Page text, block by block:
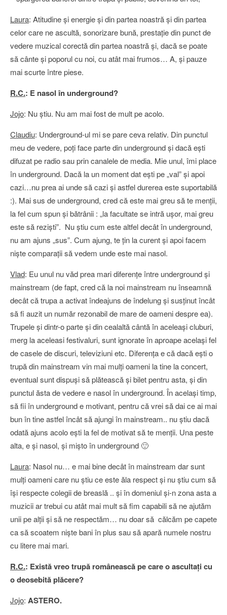
Laura: Atitudine şi energie şi din partea noastră şi din partea
celor care ne ascultă, sonorizare bună, prestaţie din punct de
vedere muzical corectă din partea noastră şi, dacă se poate
să cânte şi poporul cu noi, cu atât mai frumos… A, şi pauze
mai scurte între piese.
R.C.: E nasol în underground?
Jojo: Nu ştiu. Nu am mai fost de mult pe acolo.
Claudiu: Underground-ul mi se pare ceva relativ. Din punctul
meu de vedere, poţi face parte din underground şi dacă eşti
difuzat pe radio sau prin canalele de media. Mie unul, îmi place
în underground. Dacă la un moment dat eşti pe „val” şi apoi
cazi…nu prea ai unde să cazi şi astfel durerea este suportabilă
:). Mai sus de underground, cred că este mai greu să te menţii,
la fel cum spun şi bătrânii : „la facultate se intră uşor, mai greu
este să rezişti”. Nu ştiu cum este altfel decât în underground,
nu am ajuns „sus”. Cum ajung, te ţin la curent şi apoi facem
nişte comparaţii să vedem unde este mai nasol.
Vlad: Eu unul nu văd prea mari diferenţe între underground şi
mainstream (de fapt, cred că la noi mainstream nu înseamnă
decât că trupa a activat îndeajuns de îndelung şi susţinut încât
să fi auzit un număr rezonabil de mare de oameni despre ea).
Trupele şi dintr-o parte şi din cealaltă cântă în aceleaşi cluburi,
merg la aceleasi festivaluri, sunt ignorate în aproape acelaşi fel
de casele de discuri, televiziuni etc. Diferenţa e că dacă eşti o
trupă din mainstream vin mai mulţi oameni la tine la concert,
eventual sunt dispuşi să plătească şi bilet pentru asta, şi din
punctul ăsta de vedere e nasol în underground. În acelaşi timp,
să fii în underground e motivant, pentru că vrei să dai ce ai mai
bun în tine astfel încât să ajungi în mainstream.. nu ştiu dacă
odată ajuns acolo eşti la fel de motivat să te menţii. Una peste
alta, e şi nasol, şi mişto în underground 🙂
Laura: Nasol nu… e mai bine decât în mainstream dar sunt
mulţi oameni care nu ştiu ce este ăla respect şi nu ştiu cum să
îşi respecte colegii de breaslă .. şi în domeniul şi-n zona asta a
muzicii ar trebui cu atât mai mult să fim capabili să ne ajutăm
unii pe alţii şi să ne respectăm… nu doar să călcăm pe capete
ca să scoatem nişte bani în plus sau să apară numele nostru
cu litere mai mari.
R.C.: Există vreo trupă românească pe care o ascultaţi cu
o deosebită plăcere?
Jojo: ASTERO.